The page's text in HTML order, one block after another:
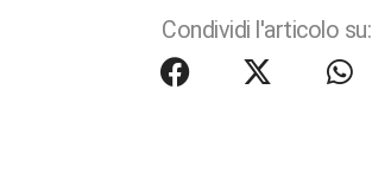
Condividi l'articolo su: